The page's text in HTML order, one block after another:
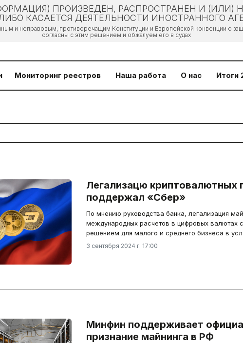
ПРОИЗВЕДЕН, РАСПРОСТРАНЕН И (ИЛИ)
КАСАЕТСЯ ДЕЯТЕЛЬНОСТИ ИНОСТРАННОГО
и неправовым, противоречащим Конституции и Европейской конвенции о
согласны с этим решением и обжалуем его в судах
Мониторинг реестров Наша работа О нас Итоги
Легализацю криптовалютных
поддержал «Сбер»
По мнению руководства банка, легализация
международных расчетов в цифровых валютах
решением для малого и среднего бизнеса в
3 сентября 2024 г. 17:00
Минфин поддерживает
признание майнинга в РФ